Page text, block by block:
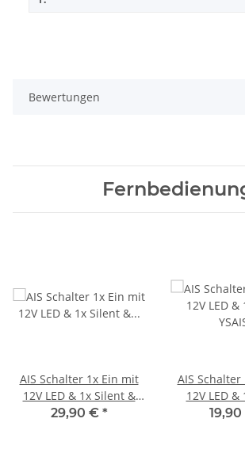
Bewertungen
AIS Schalter 1x Ein mit
12V LED & 1x Silent &
Sicherung YSAIS3
29,90 € *
AIS
12V LED